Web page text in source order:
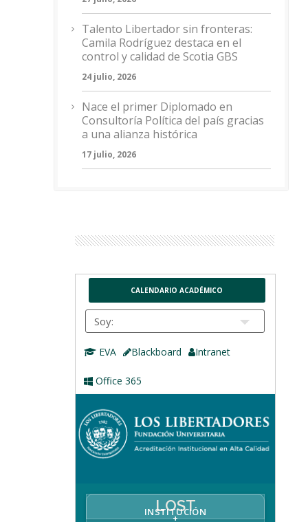
Talento Libertador sin fronteras:
Camila Rodríguez destaca en el
control y calidad de Scotia GBS
24 julio, 2026
Nace el primer Diplomado en
Consultoría Política del país gracias
a una alianza histórica
17 julio, 2026